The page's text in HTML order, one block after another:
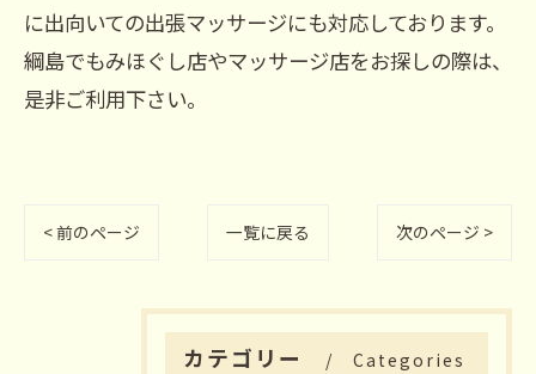
に出向いての出張マッサージにも対応しております。
綱島でもみほぐし店やマッサージ店をお探しの際は、
是非ご利用下さい。
< 前のページ 一覧に戻る 次のページ >
カテゴリー Categories